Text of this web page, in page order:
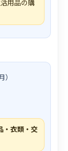
活用品の購
・衣類・交